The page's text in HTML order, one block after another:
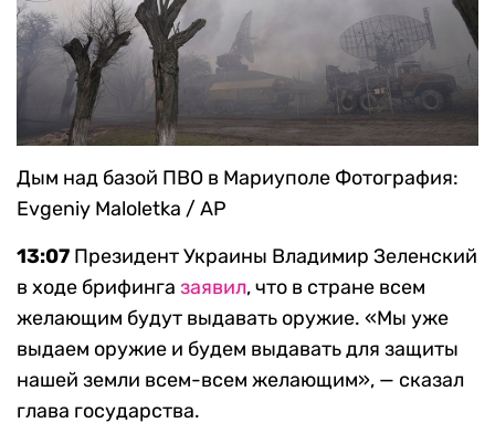
Дым над базой ПВО в Мариуполе Фотография:
Evgeniy Maloletka / AP
13:07 Президент Украины Владимир Зеленский
в ходе брифинга заявил, что в стране всем
желающим будут выдавать оружие. «Мы уже
выдаем оружие и будем выдавать для защиты
нашей земли всем-всем желающим», — сказал
глава государства.